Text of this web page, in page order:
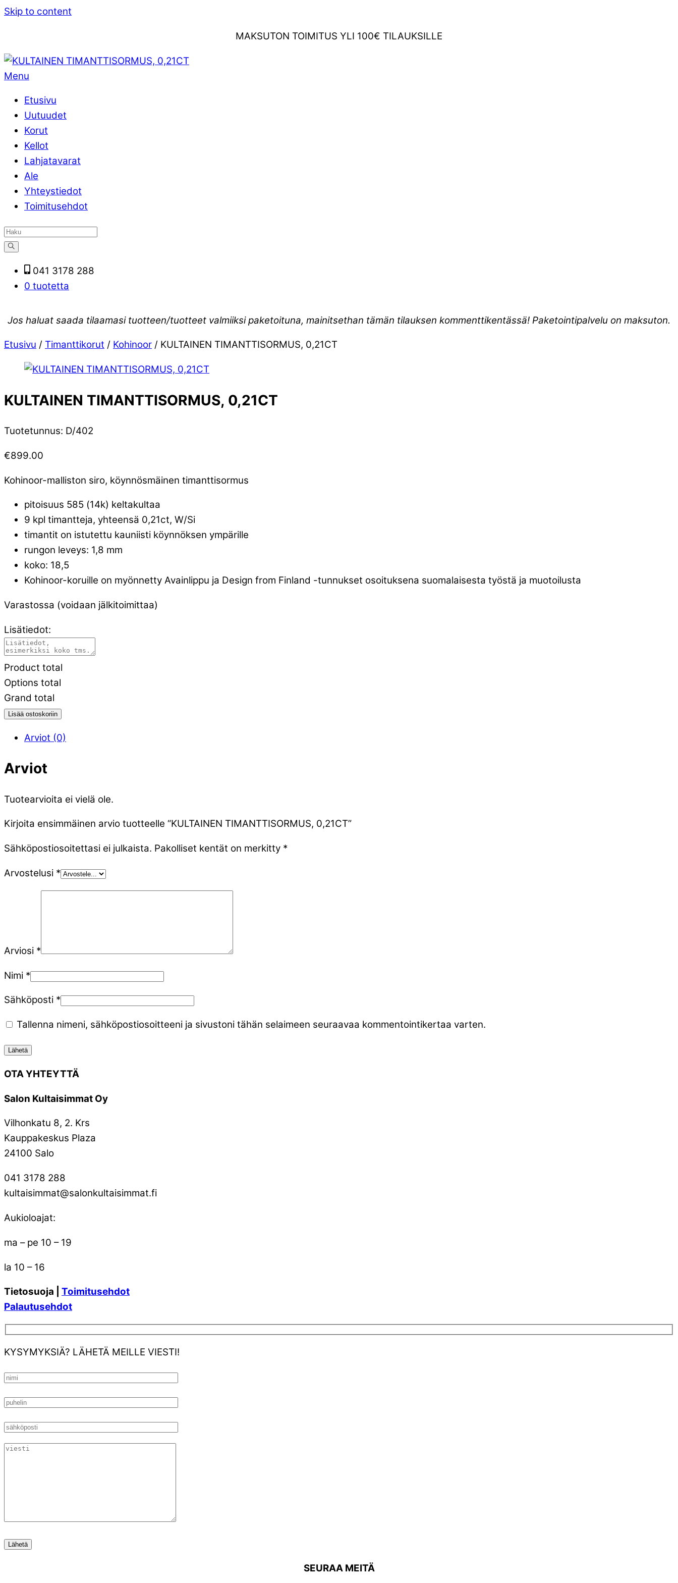
Skip to content
MAKSUTON TOIMITUS YLI 100€ TILAUKSILLE
Menu
Etusivu
Uutuudet
Korut
Kellot
Lahjatavarat
Ale
Yhteystiedot
Toimitusehdot
041 3178 288
0 tuotetta
Jos haluat saada tilaamasi tuotteen/tuotteet valmiiksi paketoituna, mainitsethan tämän tilauksen kommenttikentässä! Paketointipalvelu on maksuton.
Etusivu / Timanttikorut / Kohinoor / KULTAINEN TIMANTTISORMUS, 0,21CT
KULTAINEN TIMANTTISORMUS, 0,21CT
Tuotetunnus: D/402
€899.00
Kohinoor-malliston siro, köynnösmäinen timanttisormus
pitoisuus 585 (14k) keltakultaa
9 kpl timantteja, yhteensä 0,21ct, W/Si
timantit on istutettu kauniisti köynnöksen ympärille
rungon leveys: 1,8 mm
koko: 18,5
Kohinoor-koruille on myönnetty Avainlippu ja Design from Finland -tunnukset osoituksena suomalaisesta työstä ja muotoilusta
Varastossa (voidaan jälkitoimittaa)
Lisätiedot:
Product total
Options total
Grand total
Lisää ostoskoriin
Arviot (0)
Arviot
Tuotearvioita ei vielä ole.
Kirjoita ensimmäinen arvio tuotteelle “KULTAINEN TIMANTTISORMUS, 0,21CT”
Sähköpostiosoitettasi ei julkaista. Pakolliset kentät on merkitty *
Arvostelusi *
Arviosi *
Nimi *
Sähköposti *
Tallenna nimeni, sähköpostiosoitteeni ja sivustoni tähän selaimeen seuraavaa kommentointikertaa varten.
OTA YHTEYTTÄ
Salon Kultaisimmat Oy
Vilhonkatu 8, 2. Krs
Kauppakeskus Plaza
24100 Salo
041 3178 288
kultaisimmat@salonkultaisimmat.fi
Aukioloajat:
ma – pe 10 – 19
la 10 – 16
Tietosuoja | Toimitusehdot
Palautusehdot
KYSYMYKSIÄ? LÄHETÄ MEILLE VIESTI!
SEURAA MEITÄ